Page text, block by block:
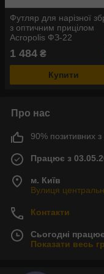
Футляр для нарізної
з оптичним прицілом
Acropolis ФЗ-22
1 484 ₴
Купити
Про нас
90% позитивних з
Працює з
м. Київ
Вулиця
Контакти
Сьогодні
Показати весь